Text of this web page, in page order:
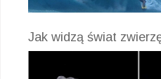
Jak widzą świat